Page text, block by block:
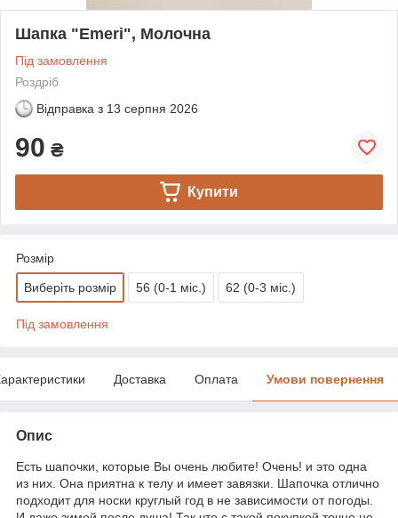
Шапка "Emeri", Молочна
Під замовлення
Роздріб
Відправка з 13 серпня 2026
90 ₴
Купити
Розмір
Виберіть розмір 56 (0-1 міс.) 62 (0-3 міс.)
Під замовлення
Доставка Оплата Умови повернення
Опис
Есть шапочки, которые Вы очень любите! Очень! и это одна
из них. Она приятна к телу и имеет завязки. Шапочка отлично
подходит для носки круглый год в не зависимости от погоды.